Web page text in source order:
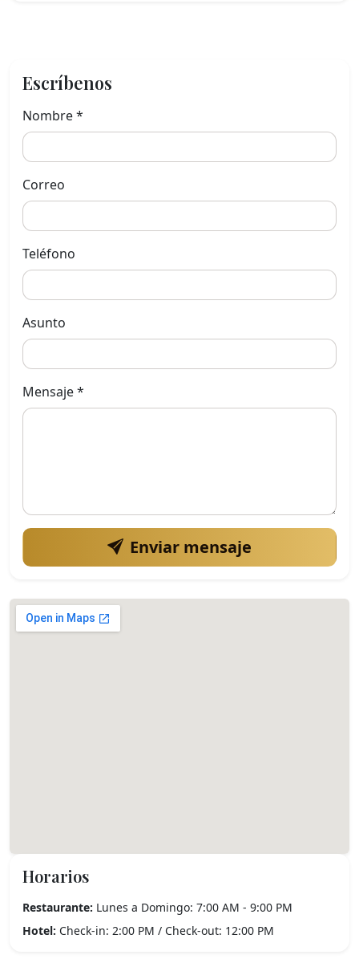
Escríbenos
Nombre *
Correo
Teléfono
Asunto
Mensaje *
Enviar mensaje
Horarios
Restaurante: Lunes a Domingo: 7:00 AM - 9:00 PM
Hotel: Check-in: 2:00 PM / Check-out: 12:00 PM